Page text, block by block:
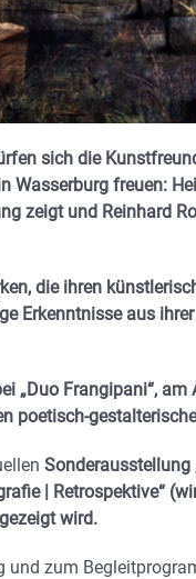
sich die
Wasserburg freuen:
zeigt und Reinhard
die ihren
Erkenntnisse aus
„Duo Frangipani“,
poetisch-
Sonderausstellung
| Retrospektive“
wird.
und zum